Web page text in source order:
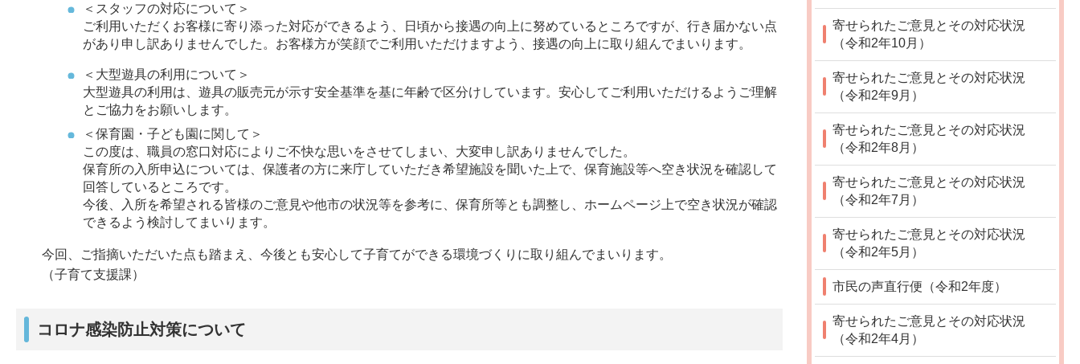
＜スタッフの対応について＞
ご利用いただくお客様に寄り添った対応ができるよう、日頃から接遇の向上に努めているところですが、行き届かない点
があり申し訳ありませんでした。お客様方が笑顔でご利用いただけますよう、接遇の向上に取り組んでまいります。
＜大型遊具の利用について＞
大型遊具の利用は、遊具の販売元が示す安全基準を基に年齢で区分けしています。安心してご利用いただけるようご理解
とご協力をお願いします。
＜保育園・子ども園に関して＞
この度は、職員の窓口対応によりご不快な思いをさせてしまい、大変申し訳ありませんでした。
保育所の入所申込については、保護者の方に来庁していただき希望施設を聞いた上で、保育施設等へ空き状況を確認して
回答しているところです。
今後、入所を希望される皆様のご意見や他市の状況等を参考に、保育所等とも調整し、ホームページ上で空き状況が確認
できるよう検討してまいります。
今回、ご指摘いただいた点も踏まえ、今後とも安心して子育てができる環境づくりに取り組んでまいります。
（子育て支援課）
コロナ感染防止対策について
寄せられたご意見とその対応状況
（令和2年10月）
寄せられたご意見とその対応状況
（令和2年9月）
寄せられたご意見とその対応状況
（令和2年8月）
寄せられたご意見とその対応状況
（令和2年7月）
寄せられたご意見とその対応状況
（令和2年5月）
市民の声直行便（令和2年度）
寄せられたご意見とその対応状況
（令和2年4月）